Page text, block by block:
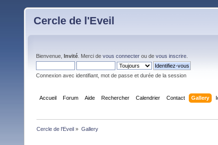
Cercle de l'Eveil
Bienvenue, Invité . Merci de vous connecter ou de vous inscrire
Connexion avec identifiant, mot de passe et durée de la session
Accueil Forum Aide Rechercher Calendrier Contact Gallery
Cercle de l'Eveil » Gallery